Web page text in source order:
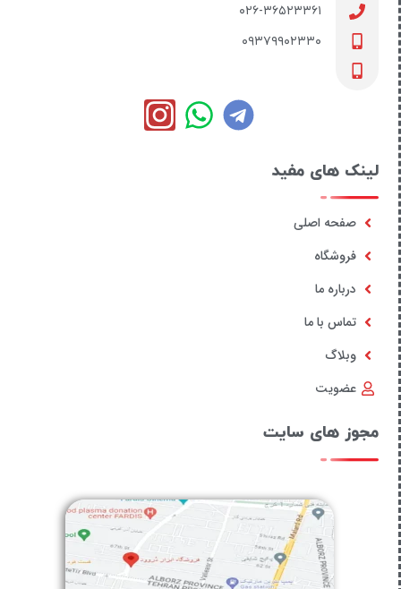
۰۲۶-۳۶۵۲۳۳۶۱
۰۹۳۷۹۹۰۲۳۳۰
لینک های مفید
صفحه اصلی
فروشگاه
درباره ما
تماس با ما
وبلاگ
عضویت
مجوز های سایت